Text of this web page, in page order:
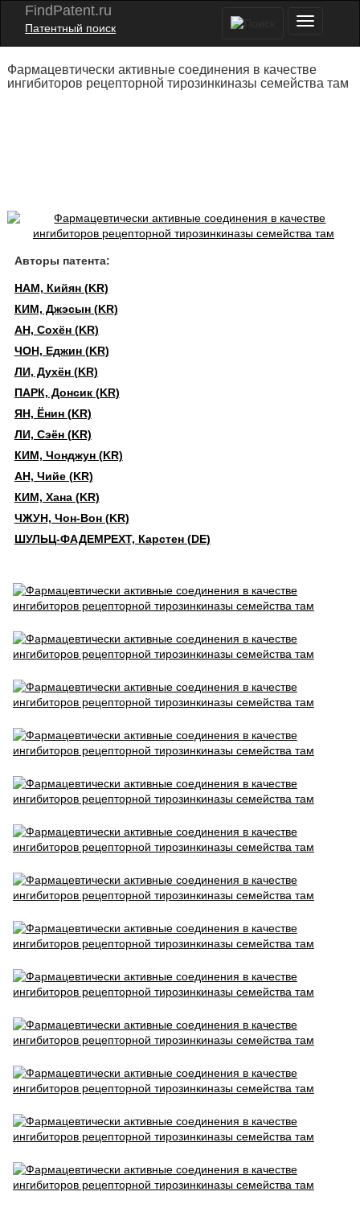
FindPatent.ru
Патентный поиск
Фармацевтически активные соединения в качестве
ингибиторов рецепторной тирозинкиназы семейства там
Авторы патента:
НАМ, Кийян (KR)
КИМ, Джэсын (KR)
АН, Сохён (KR)
ЧОН, Еджин (KR)
ЛИ, Духён (KR)
ПАРК, Донсик (KR)
ЯН, Ёнин (KR)
ЛИ, Сэён (KR)
КИМ, Чонджун (KR)
АН, Чийе (KR)
КИМ, Хана (KR)
ЧЖУН, Чон-Вон (KR)
ШУЛЬЦ-ФАДЕМРЕХТ, Карстен (DE)